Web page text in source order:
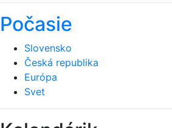
Počasie
Slovensko
Česká republika
Európa
Svet